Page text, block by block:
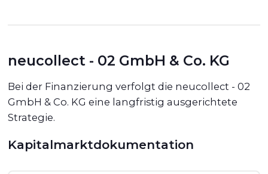
neucollect - 02 GmbH & Co. KG
Bei der Finanzierung verfolgt die neucollect - 02
GmbH & Co. KG eine langfristig ausgerichtete
Strategie.
Kapitalmarktdokumentation